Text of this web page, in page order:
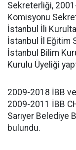
Sekreterliği,
Komisyonu
İstanbul İli
İstanbul İl Eğitim
İstanbul Bilim
Kurulu Üyeliği
2009-2018 İBB
2009-2011 İBB
Sarıyer Belediye
bulundu.